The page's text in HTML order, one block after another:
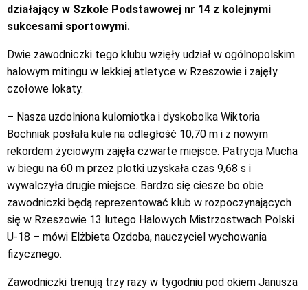
działający w Szkole Podstawowej nr 14 z kolejnymi
sukcesami sportowymi.
Dwie zawodniczki tego klubu wzięły udział w ogólnopolskim
halowym mitingu w lekkiej atletyce w Rzeszowie i zajęły
czołowe lokaty.
– Nasza uzdolniona kulomiotka i dyskobolka Wiktoria
Bochniak posłała kule na odległość 10,70 m i z nowym
rekordem życiowym zajęła czwarte miejsce. Patrycja Mucha
w biegu na 60 m przez plotki uzyskała czas 9,68 s i
wywalczyła drugie miejsce. Bardzo się ciesze bo obie
zawodniczki będą reprezentować klub w rozpoczynających
się w Rzeszowie 13 lutego Halowych Mistrzostwach Polski
U-18 – mówi Elżbieta Ozdoba, nauczyciel wychowania
fizycznego.
Zawodniczki trenują trzy razy w tygodniu pod okiem Janusza